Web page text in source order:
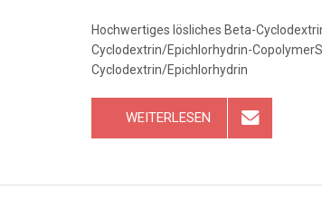
Hochwertiges lösliches Beta-
Cyclodextrin/Epichlorhydrin-
Cyclodextrin/Epichlorhydrin
WEITERLESEN